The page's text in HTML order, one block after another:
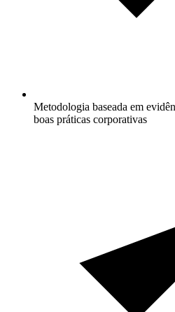
Metodologia baseada em
boas práticas corporativas